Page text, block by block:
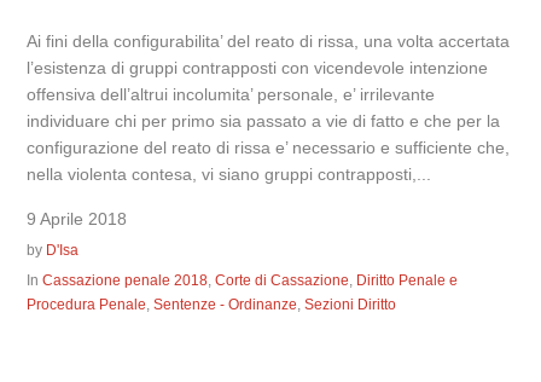
Ai fini della configurabilita’ del reato di rissa, una volta accertata
l’esistenza di gruppi contrapposti con vicendevole intenzione
offensiva dell’altrui incolumita’ personale, e’ irrilevante
individuare chi per primo sia passato a vie di fatto e che per la
configurazione del reato di rissa e’ necessario e sufficiente che,
nella violenta contesa, vi siano gruppi contrapposti,...
9 Aprile 2018
by D'Isa
InCassazione penale 2018 ,Corte di Cassazione Diritto Penale e
Procedura Penale ,Sentenze - Ordinanze ,Sezioni Diritto